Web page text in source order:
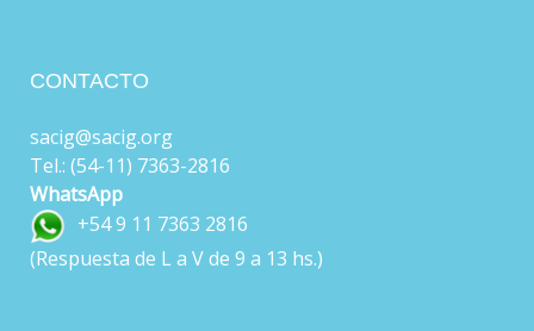
CONTACTO
sacig@sacig.org
Tel.: (54-11) 7363-2816
WhatsApp
+54 9 11 7363 2816
(Respuesta de L a V de 9 a 13 hs.)